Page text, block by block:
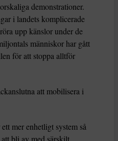
demonstrationer.
i landets komplicerade
upp känslor under de
människor har gått
för att stoppa alltför
att mobilisera i
mer enhetligt system så
bli av med särskilt